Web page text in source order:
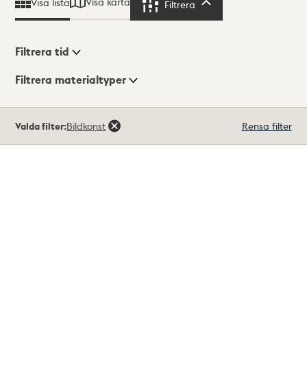
Filtrera
Visningsläge
Filtrera tid
Filtrera materialtyper
träffar
Valda filter:Bildkonst Rensa filter